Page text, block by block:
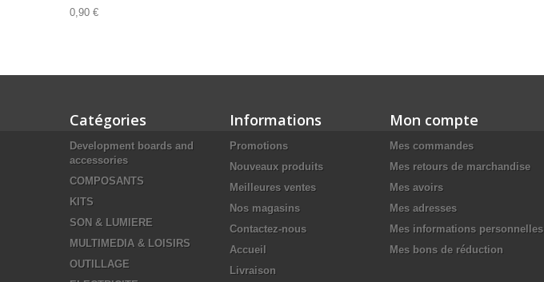
0,90 €
Catégories
Development boards and
accessories
COMPOSANTS
KITS
SON & LUMIERE
MULTIMEDIA & LOISIRS
OUTILLAGE
Informations
Promotions
Nouveaux produits
Meilleures ventes
Nos magasins
Contactez-nous
Accueil
Livraison
Mon compte
Mes commandes
Mes retours de marchandise
Mes avoirs
Mes adresses
Mes informations personnelles
Mes bons de réduction